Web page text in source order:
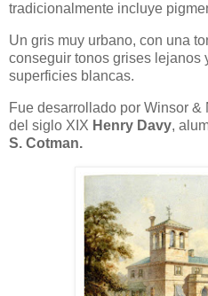
tradicionalmente incluye
Un gris muy urbano, con una
conseguir tonos grises lejanos
superficies blancas.
Fue desarrollado por Winsor
del siglo XIX Henry Davy,
S. Cotman.